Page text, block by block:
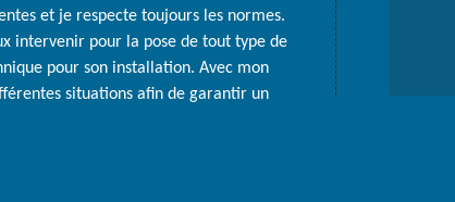
et je respecte toujours les normes.
intervenir pour la pose de tout type de
pour son installation. Avec mon
situations afin de garantir un